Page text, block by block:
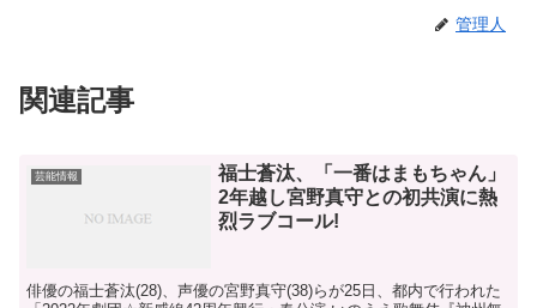
管理人
関連記事
芸能情報
福士蒼汰、「一番はまもちゃん」
2年越し宮野真守との初共演に熱
烈ラブコール!
俳優の福士蒼汰(28)、声優の宮野真守(38)らが25日、都内で行われた